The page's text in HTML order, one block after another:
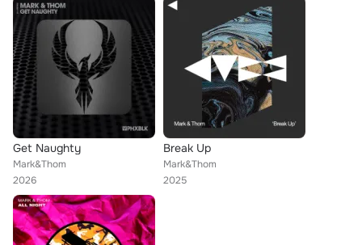
Get Naughty
Mark&Thom
2026
Break Up
Mark&Thom
2025